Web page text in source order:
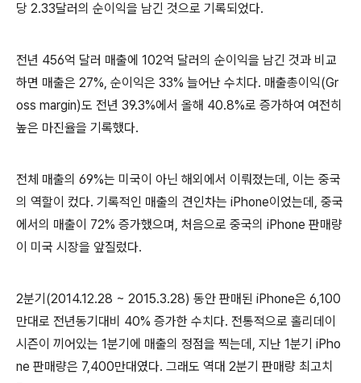
당 2.33달러의 순이익을 남긴 것으로 기록되었다.
전년 456억 달러 매출에 102억 달러의 순이익을 남긴 것과 비교
하면 매출은 27%, 순이익은 33% 늘어난 수치다. 매출총이익(Gr
oss margin)도 전년 39.3%에서 올해 40.8%로 증가하여 여전히
높은 마진율을 기록했다.
전체 매출의 69%는 미국이 아닌 해외에서 이뤄졌는데, 이는 중국
의 역할이 컸다. 기록적인 매출의 견인차는 iPhone이었는데, 중국
에서의 매출이 72% 증가했으며, 처음으로 중국의 iPhone 판매량
이 미국 시장을 앞질렀다.
2분기(2014.12.28 ~ 2015.3.28) 동안 판매된 iPhone은 6,100
만대로 전년동기대비 40% 증가한 수치다. 전통적으로 홀리데이
시즌이 끼어있는 1분기에 매출의 정점을 찍는데, 지난 1분기 iPho
ne 판매량은 7,400만대였다. 그래도 역대 2분기 판매량 최고치